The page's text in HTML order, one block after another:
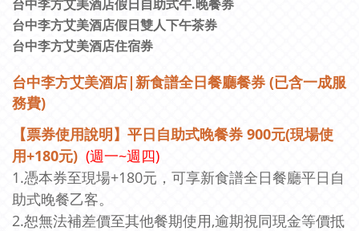
台中李方艾美酒店假日自助式午.晚餐券
台中李方艾美酒店假日雙人下午茶券
台中李方艾美酒店住宿券
台中李方艾美酒店|新食譜全日餐廳餐券 (已含一成服
務費)
【票券使用說明】平日自助式晚餐券 900元(現場使
用+180元) (週一~週四)
1.憑本券至現場+180元，可享新食譜全日餐廳平日自
助式晚餐乙客。
2.恕無法補差價至其他餐期使用,逾期視同現金等價抵